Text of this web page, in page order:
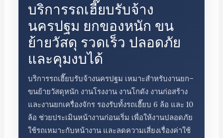
บริการรถเฮี๊ยบรับจ้าง
นครปฐม ยกของหนัก ขน
ย้ายวัสดุ รวดเร็ว ปลอดภัย
และคุมงบได้
บริการรถเฮี๊ยบรับจ้างนครปฐม เหมาะสำหรับงานยก–
ขนย้ายวัสดุหนัก งานโรงงาน งานโกดัง งานก่อสร้าง
และงานยกเครื่องจักร รองรับทั้งรถเฮี๊ยบ 6 ล้อ และ 10
ล้อ ช่วยประเมินหน้างานก่อนเริ่ม เพื่อให้งานปลอดภัย
ใช้รถเหมาะกับหน้างาน และลดความเสี่ยงเรื่องค่าใช้